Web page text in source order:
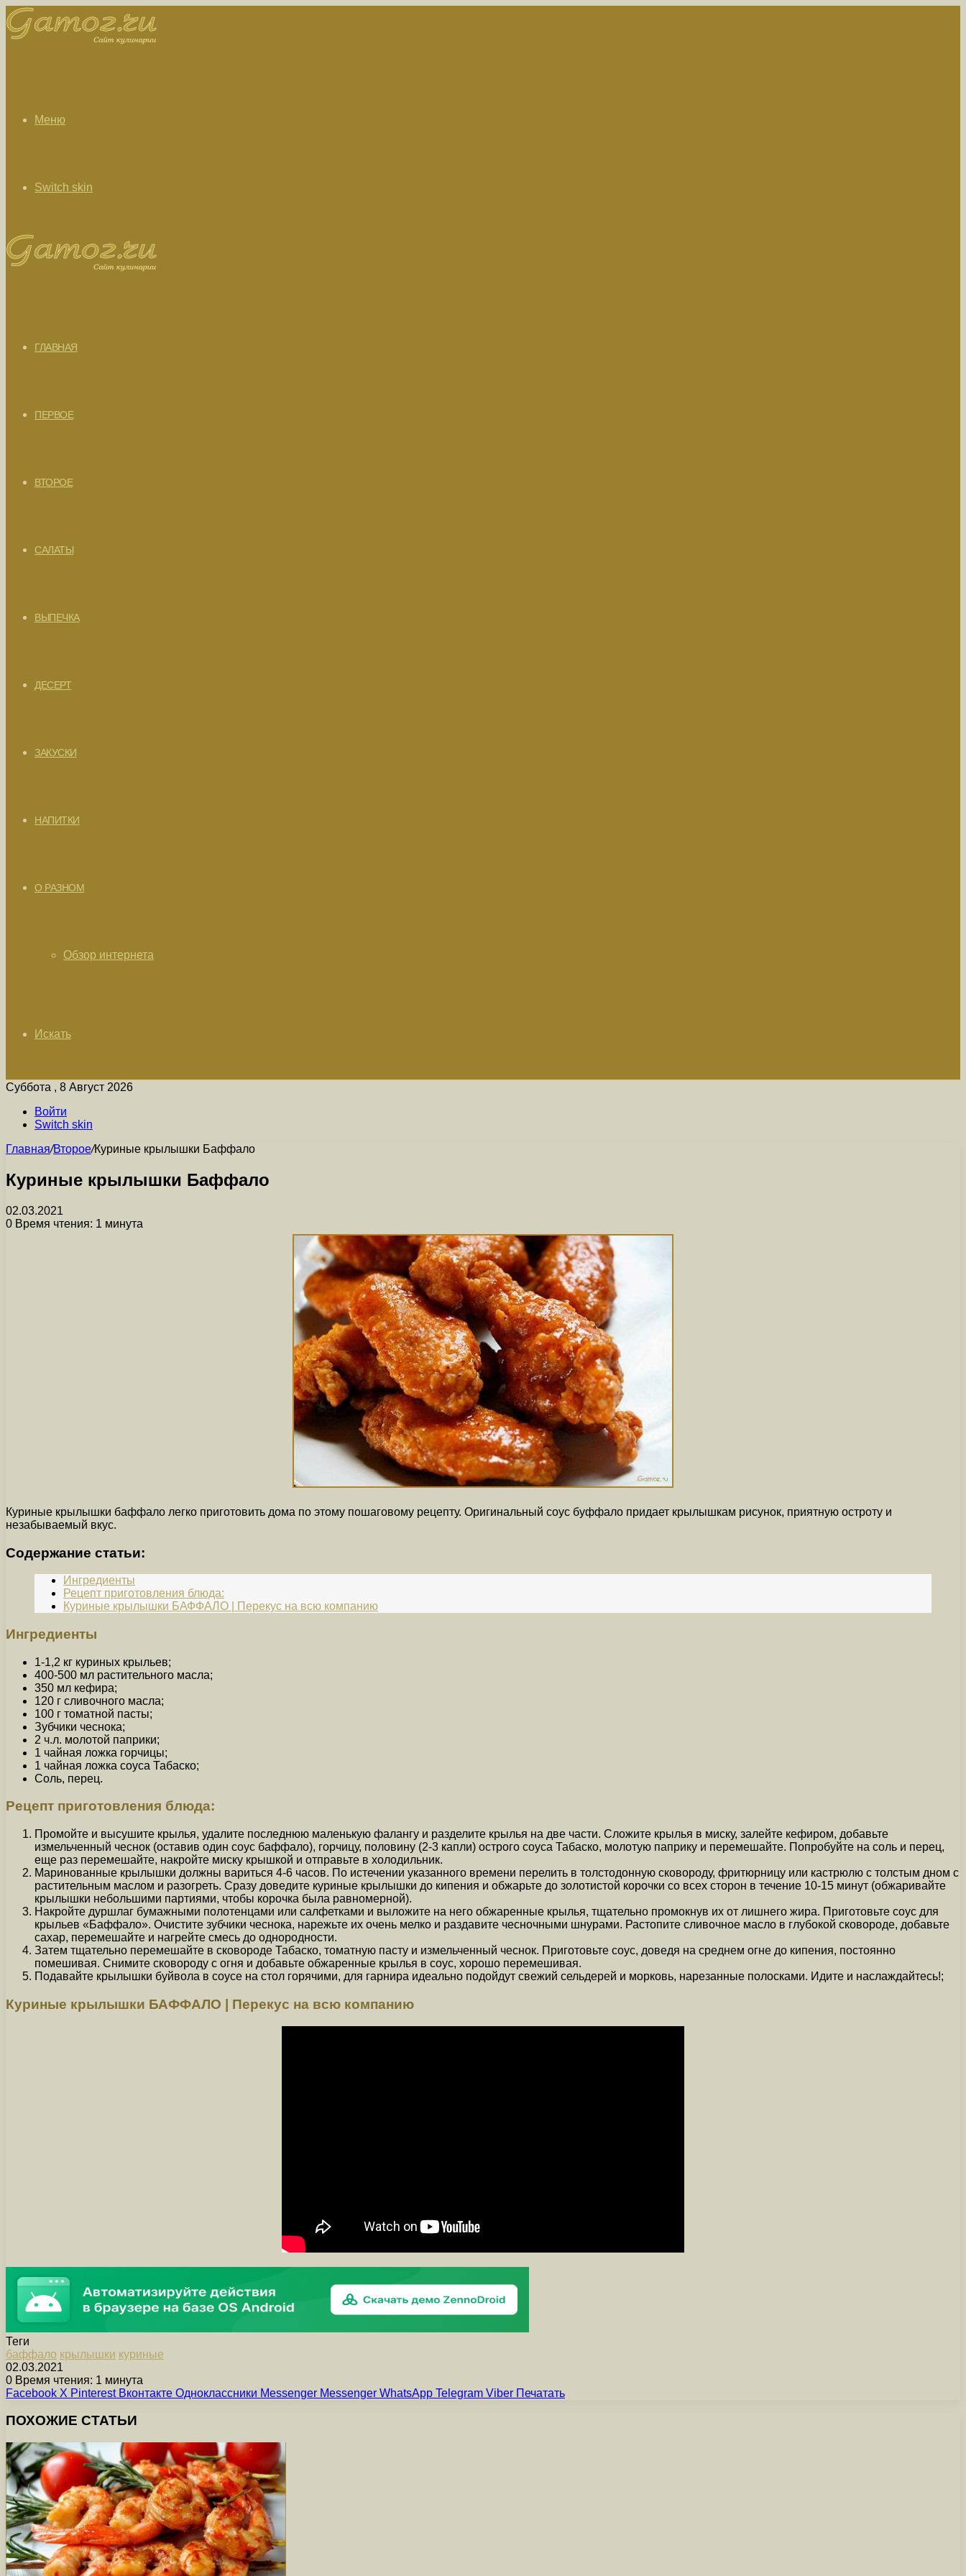
Меню
Switch skin
ГЛАВНАЯ
ПЕРВОЕ
ВТОРОЕ
САЛАТЫ
ВЫПЕЧКА
ДЕСЕРТ
ЗАКУСКИ
НАПИТКИ
О РАЗНОМ
Обзор интернета
Искать
Суббота , 8 Август 2026
Войти
Switch skin
Главная/Второе/Куриные крылышки Баффало
Куриные крылышки Баффало
02.03.2021
0 Время чтения: 1 минута
Куриные крылышки баффало легко приготовить дома по этому пошаговому рецепту. Оригинальный соус буффало придает крылышкам рисунок, приятную остроту и
незабываемый вкус.
Содержание статьи:
Ингредиенты
Рецепт приготовления блюда:
Куриные крылышки БАФФАЛО | Перекус на всю компанию
Ингредиенты
1-1,2 кг куриных крыльев;
400-500 мл растительного масла;
350 мл кефира;
120 г сливочного масла;
100 г томатной пасты;
Зубчики чеснока;
2 ч.л. молотой паприки;
1 чайная ложка горчицы;
1 чайная ложка соуса Табаско;
Соль, перец.
Рецепт приготовления блюда:
Промойте и высушите крылья, удалите последнюю маленькую фалангу и разделите крылья на две части. Сложите крылья в миску, залейте кефиром, добавьте
измельченный чеснок (оставив один соус баффало), горчицу, половину (2-3 капли) острого соуса Табаско, молотую паприку и перемешайте. Попробуйте на соль и перец,
еще раз перемешайте, накройте миску крышкой и отправьте в холодильник.
Маринованные крылышки должны вариться 4-6 часов. По истечении указанного времени перелить в толстодонную сковороду, фритюрницу или кастрюлю с толстым дном с
растительным маслом и разогреть. Сразу доведите куриные крылышки до кипения и обжарьте до золотистой корочки со всех сторон в течение 10-15 минут (обжаривайте
крылышки небольшими партиями, чтобы корочка была равномерной).
Накройте дуршлаг бумажными полотенцами или салфетками и выложите на него обжаренные крылья, тщательно промокнув их от лишнего жира. Приготовьте соус для
крыльев «Баффало». Очистите зубчики чеснока, нарежьте их очень мелко и раздавите чесночными шнурами. Растопите сливочное масло в глубокой сковороде, добавьте
сахар, перемешайте и нагрейте смесь до однородности.
Затем тщательно перемешайте в сковороде Табаско, томатную пасту и измельченный чеснок. Приготовьте соус, доведя на среднем огне до кипения, постоянно
помешивая. Снимите сковороду с огня и добавьте обжаренные крылья в соус, хорошо перемешивая.
Подавайте крылышки буйвола в соусе на стол горячими, для гарнира идеально подойдут свежий сельдерей и морковь, нарезанные полосками. Идите и наслаждайтесь!;
Куриные крылышки БАФФАЛО | Перекус на всю компанию
Теги
баффало крылышки куриные
02.03.2021
0 Время чтения: 1 минута
Facebook X Pinterest Вконтакте Одноклассники Messenger Messenger WhatsApp Telegram Viber Печатать
ПОХОЖИЕ СТАТЬИ